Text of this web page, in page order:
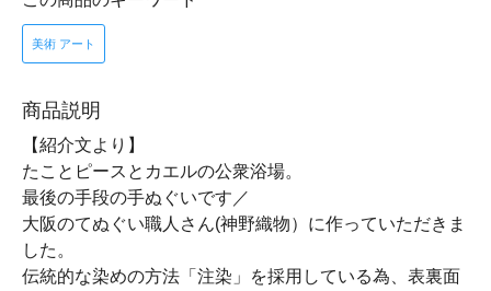
美術 アート
商品説明
【紹介文より】
たことピースとカエルの公衆浴場。
最後の手段の手ぬぐいです／
大阪のてぬぐい職人さん(神野織物）に作っていただきま
した。
伝統的な染めの方法「注染」を採用している為、表裏面